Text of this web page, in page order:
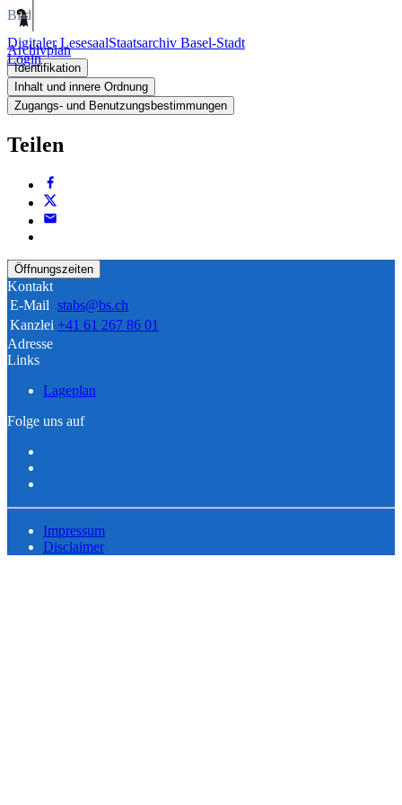
Digitaler LesesaalStaatsarchiv Basel-Stadt
Login
Bild
Archivplan
Identifikation
Inhalt und innere Ordnung
Zugangs- und Benutzungsbestimmungen
Teilen
Öffnungszeiten
Kontakt
E-Mail stabs@bs.ch
Kanzlei +41 61 267 86 01
Adresse
Links
Lageplan
Folge uns auf
Impressum
Disclaimer